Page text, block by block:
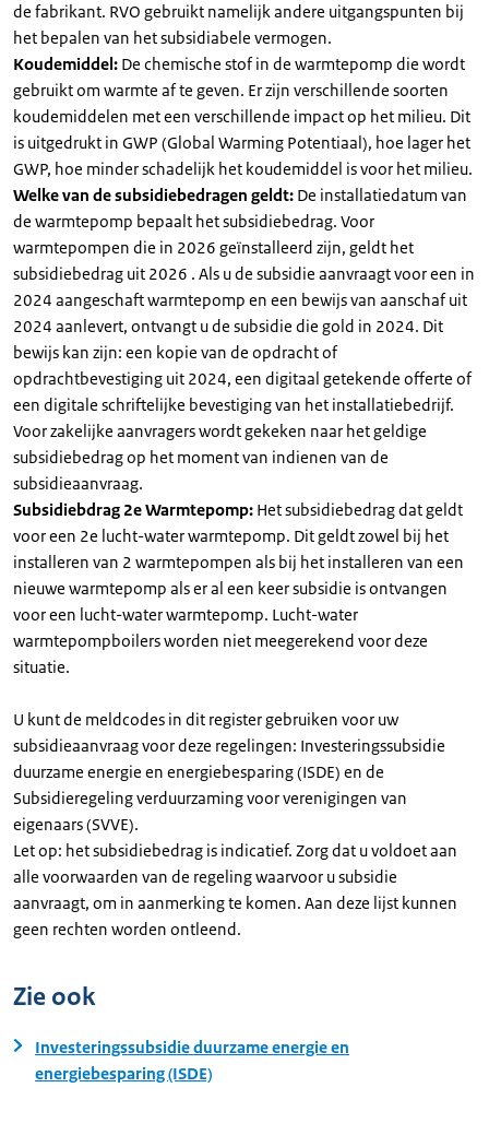
de fabrikant. RVO gebruikt namelijk andere uitgangspunten bij
het bepalen van het subsidiabele vermogen.
Koudemiddel: De chemische stof in de warmtepomp die wordt
gebruikt om warmte af te geven. Er zijn verschillende soorten
koudemiddelen met een verschillende impact op het milieu. Dit
is uitgedrukt in GWP (Global Warming Potentiaal), hoe lager het
GWP, hoe minder schadelijk het koudemiddel is voor het milieu.
Welke van de subsidiebedragen geldt: De installatiedatum van
de warmtepomp bepaalt het subsidiebedrag. Voor
warmtepompen die in 2026 geïnstalleerd zijn, geldt het
subsidiebedrag uit 2026 . Als u de subsidie aanvraagt voor een in
2024 aangeschaft warmtepomp en een bewijs van aanschaf uit
2024 aanlevert, ontvangt u de subsidie die gold in 2024. Dit
bewijs kan zijn: een kopie van de opdracht of
opdrachtbevestiging uit 2024, een digitaal getekende offerte of
een digitale schriftelijke bevestiging van het installatiebedrijf.
Voor zakelijke aanvragers wordt gekeken naar het geldige
subsidiebedrag op het moment van indienen van de
subsidieaanvraag.
Subsidiebdrag 2e Warmtepomp: Het subsidiebedrag dat geldt
voor een 2e lucht-water warmtepomp. Dit geldt zowel bij het
installeren van 2 warmtepompen als bij het installeren van een
nieuwe warmtepomp als er al een keer subsidie is ontvangen
voor een lucht-water warmtepomp. Lucht-water
warmtepompboilers worden niet meegerekend voor deze
situatie.
U kunt de meldcodes in dit register gebruiken voor uw
subsidieaanvraag voor deze regelingen: Investeringssubsidie
duurzame energie en energiebesparing (ISDE) en de
Subsidieregeling verduurzaming voor verenigingen van
eigenaars (SVVE).
Let op: het subsidiebedrag is indicatief. Zorg dat u voldoet aan
alle voorwaarden van de regeling waarvoor u subsidie
aanvraagt, om in aanmerking te komen. Aan deze lijst kunnen
geen rechten worden ontleend.
Zie ook
Investeringssubsidie duurzame energie en
energiebesparing (ISDE)